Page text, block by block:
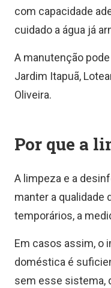
com capacidade
cuidado a água já
A manutenção
Jardim Itapuã,
Oliveira.
Por que a
A limpeza e a
manter a qualidade
temporários, a
Em casos assim, o
doméstica é
sem esse sistema,